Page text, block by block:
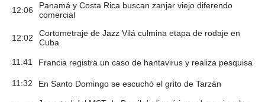
12:06
Panamá y Costa Rica buscan zanjar viejo diferendo
comercial
12:02
Cortometraje de Jazz Vilá culmina etapa de rodaje en
Cuba
11:41 Francia registra un caso de hantavirus y realiza pesquisa
11:32 En Santo Domingo se escuchó el grito de Tarzán